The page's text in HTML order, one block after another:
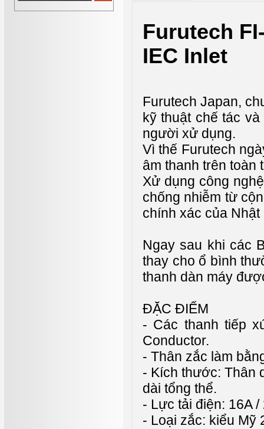
Furutech
IEC Inlet
Furutech Japan,
kỹ thuật chế tác
người xử dụng.
Vì thế Furutech
âm thanh trên toàn
Xử dụng công
chống nhiễm từ
chính xác của Nhật
Ngay sau khi các
thay cho ổ bình
thanh dàn máy
ĐẶC ĐIỂM
- Các thanh tiếp
Conductor.
- Thân zắc làm
- Kích thước: Thân
dài tổng thể.
- Lực tải điện: 16A
- Loại zắc: kiểu Mỹ